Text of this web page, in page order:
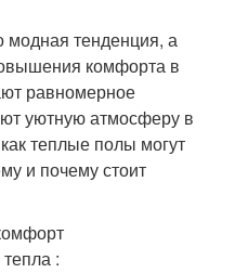
тенденция, а
комфорта в
равномерное
уютную атмосферу в
теплые полы могут
и почему стоит
: